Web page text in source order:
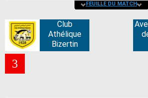
FEUILLE DU MATCH
Club
Athélique
Bizertin
3